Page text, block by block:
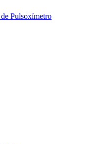
Pulsoxímetro